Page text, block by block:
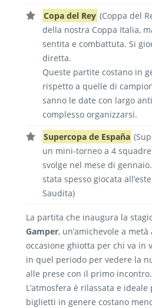
Copa del Rey (Coppa del
della nostra Coppa Italia,
sentita e combattuta. Si
diretta.
Queste partite costano in
rispetto a quelle di
sanno le date con largo
complesso organizzarsi.
Supercopa de España
un mini-torneo a 4
svolge nel mese di
stata spesso giocata
Saudita)
La partita che inaugura la
Gamper, un’amichevole a metà
occasione ghiotta per chi va in
in quel periodo per vedere la
alle prese con il primo incontro.
L’atmosfera è rilassata e
biglietti in genere costano